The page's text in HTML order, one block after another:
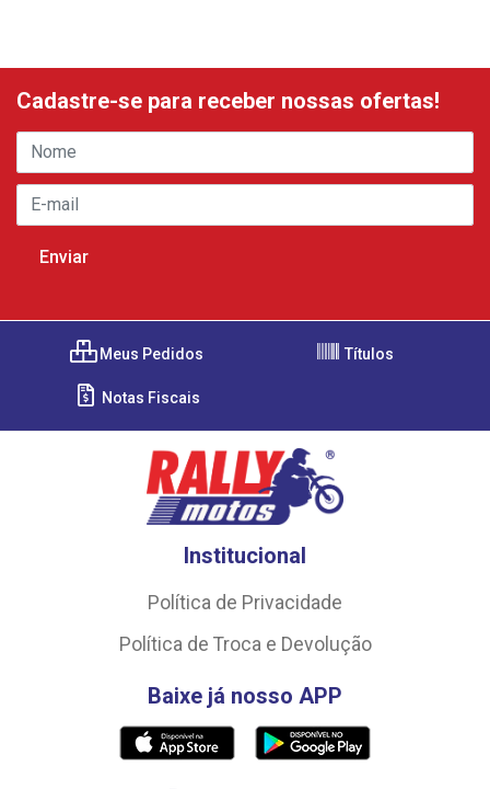
Cadastre-se para receber nossas ofertas!
Meus Pedidos Títulos
Notas Fiscais
Institucional
Política de Privacidade
Política de Troca e Devolução
Baixe já nosso APP